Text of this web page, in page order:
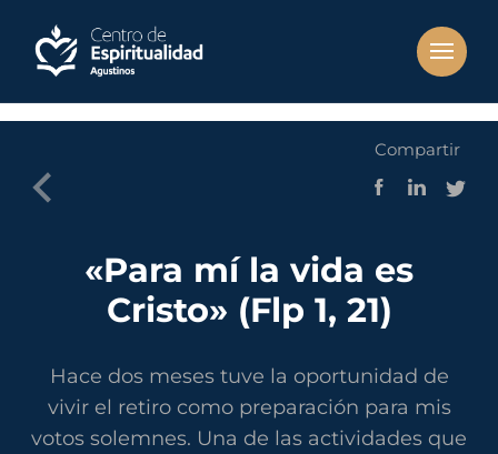
Compartir
«Para mí la vida es
Cristo» (Flp 1, 21)
Hace dos meses tuve la oportunidad de
vivir el retiro como preparación para mis
votos solemnes. Una de las actividades que